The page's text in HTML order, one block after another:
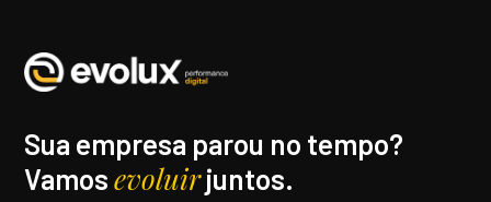
Sua empresa parou no tempo?
Vamosevoluirjuntos.